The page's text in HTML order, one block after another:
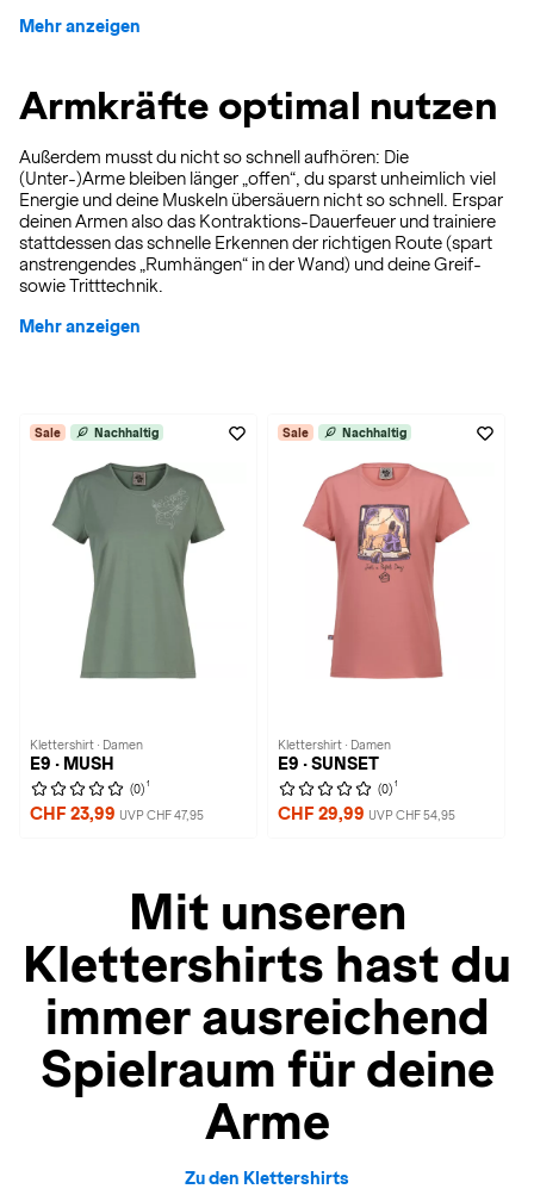
Mehr anzeigen
Armkräfte optimal nutzen
Außerdem musst du nicht so schnell aufhören: Die
(Unter-)Arme bleiben länger „offen“, du sparst unheimlich viel
Energie und deine Muskeln übersäuern nicht so schnell. Erspar
deinen Armen also das Kontraktions-Dauerfeuer und trainiere
stattdessen das schnelle Erkennen der richtigen Route (spart
anstrengendes „Rumhängen“ in der Wand) und deine Greif-
sowie Tritttechnik.
Mehr anzeigen
Sale Nachhaltig
Klettershirt · Damen
E9 · MUSH
(0) 1
CHF 23,99 UVP CHF 47,95
Sale Nachhaltig
Klettershirt · Damen
E9 · SUNSET
(0) 1
CHF 29,99 UVP CHF 54,95
Mit unseren
Klettershirts hast du
immer ausreichend
Spielraum für deine
Arme
Zu den Klettershirts